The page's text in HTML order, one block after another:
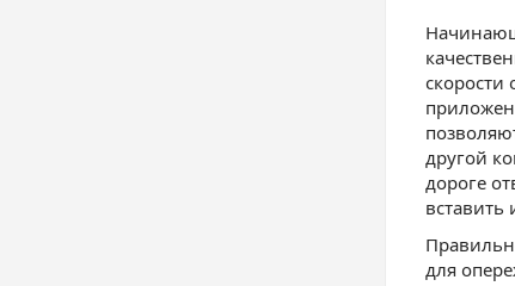
скорости
другой
дороге
для